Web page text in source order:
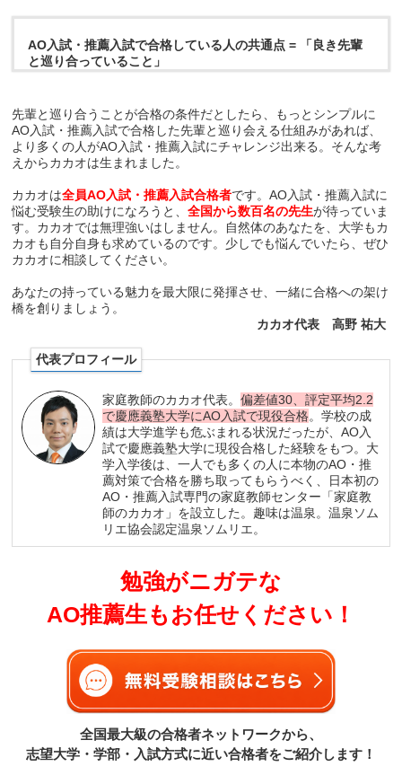
AO入試・推薦入試で合格している人の共通点 = 「良き先輩
と巡り合っていること」
先輩と巡り合うことが合格の条件だとしたら、もっとシンプルに
AO入試・推薦入試で合格した先輩と巡り会える仕組みがあれば、
より多くの人がAO入試・推薦入試にチャレンジ出来る。そんな考
えからカカオは生まれました。
カカオは全員AO入試・推薦入試合格者です。AO入試・推薦入試に
悩む受験生の助けになろうと、全国から数百名の先生が待っていま
す。カカオでは無理強いはしません。自然体のあなたを、大学もカ
カオも自分自身も求めているのです。少しでも悩んでいたら、ぜひ
カカオに相談してください。
あなたの持っている魅力を最大限に発揮させ、一緒に合格への架け
橋を創りましょう。
カカオ代表 高野 祐大
代表プロフィール
家庭教師のカカオ代表。偏差値30、評定平均2.2
で慶應義塾大学にAO入試で現役合格。学校の成
績は大学進学も危ぶまれる状況だったが、AO入
試で慶應義塾大学に現役合格した経験をもつ。大
学入学後は、一人でも多くの人に本物のAO・推
薦対策で合格を勝ち取ってもらうべく、日本初の
AO・推薦入試専門の家庭教師センター「家庭教
師のカカオ」を設立した。趣味は温泉。温泉ソム
リエ協会認定温泉ソムリエ。
勉強がニガテな
AO推薦生もお任せください！
全国最大級の合格者ネットワークから、
志望大学・学部・入試方式に近い合格者をご紹介します！